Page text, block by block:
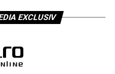
EXCLUSIV